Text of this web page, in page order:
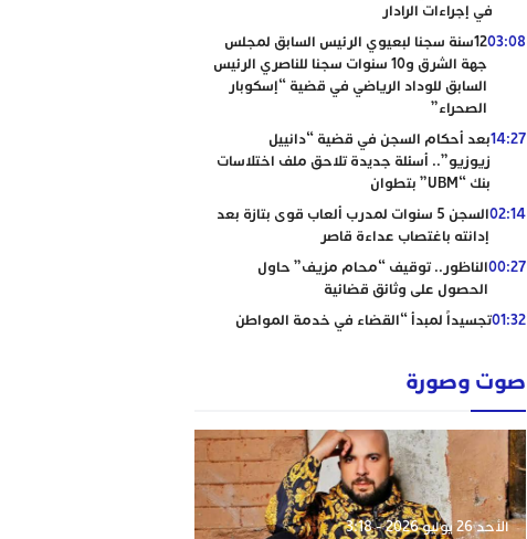
في إجراءات الرادار
03:08
12سنة سجنا لبعيوي الرئيس السابق لمجلس
جهة الشرق و10 سنوات سجنا للناصري الرئيس
السابق للوداد الرياضي في قضية “إسكوبار
الصحراء”
14:27بعد أحكام السجن في قضية “دانييل
زيوزيو”.. أسئلة جديدة تلاحق ملف اختلاسات
بنك “UBM” بتطوان
02:14
السجن 5 سنوات لمدرب ألعاب قوى بتازة بعد
إدانته باغتصاب عداءة قاصر
00:27الناظور.. توقيف “محام مزيف” حاول
الحصول على وثائق قضائية
01:32تجسيداً لمبدأ “القضاء في خدمة المواطن
02:13رؤساء ونقباء للمحامين يتضامنون مع الاستاذ
حاجي .
02:13من يحمي وجدة من كارثة عقارية وشيكة؟
أحكام نافذة، رسوم مجمدة، ومشاريع
سكنية مشبوهة تهدد هيبة القانون وأمن
التعمير
صوت وصورة
الأحد 26 يوليو 2026 - 3:18